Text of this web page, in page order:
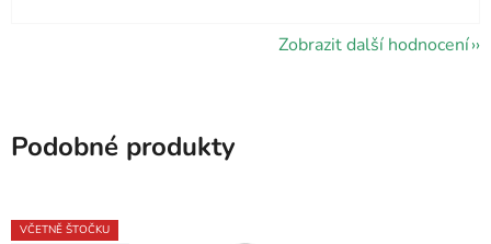
Zobrazit další hodnocení
Podobné produkty
VČETNĚ ŠTOČKU